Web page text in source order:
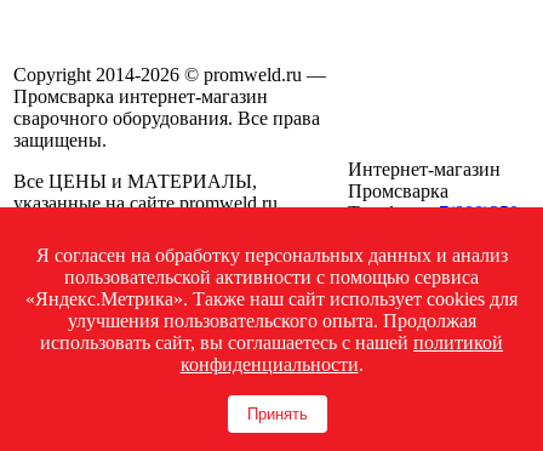
Copyright 2014-2026 © promweld.ru —
Промсварка интернет-магазин
сварочного оборудования. Все права
защищены.
Все ЦЕНЫ и МАТЕРИАЛЫ,
указанные на сайте promweld.ru,
информация и не являются публичной
офертой, определяемой положениями
ст. 437 ГК РФ, и могут быть изменены
в любое время без предупреждения.
Для получения подробной
информации о стоимости, сроках и
условиях поставки просьба обращаться
по указанным на сайте телефонам.
Интернет-магазин
Промсварка
Телефон:+7(800)350-
Электронная почта:
info@promweld.ru
Мы работаем:ПН-ПТ
08:00-17:00; СБ 09:00-
14:00; ВС выходной
Я согласен на обработку персональных данных и анализ
пользовательской активности с помощью сервиса
«Яндекс.Метрика». Также наш сайт использует cookies для
улучшения пользовательского опыта. Продолжая
использовать сайт, вы соглашаетесь с нашей политикой
конфиденциальности.
Принять